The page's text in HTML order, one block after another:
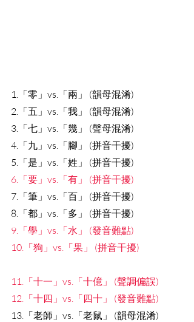
1.「零」vs.「兩」 (韻母混淆)
2.「五」vs.「我」 (韻母混淆)
3.「七」vs.「幾」 (聲母混淆)
4.「九」vs.「腳」 (拼音干擾)
5.「是」vs.「姓」 (拼音干擾)
6.「要」vs.「有」 (拼音干擾)
7.「筆」vs.「百」 (拼音干擾)
8.「都」vs.「多」 (拼音干擾)
9.「學」vs.「水」 (發音難點)
10.「狗」vs.「果」 (拼音干擾)
11.「十一」vs.「十億」 (聲調偏誤)
12.「十四」vs.「四十」 (發音難點)
13.「老師」vs.「老鼠」 (韻母混淆)